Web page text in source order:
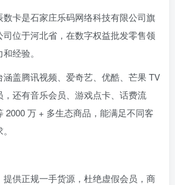
数卡是石家庄乐码网络科技有限公司旗
位于河北省，在数字权益批发零售领
经验。
涵盖腾讯视频、爱奇艺、优酷、芒果 TV
，还有音乐会员、游戏点卡、话费流
2000 万 + 多生态商品，能满足不同客
提供正规一手货源，杜绝虚假会员，商